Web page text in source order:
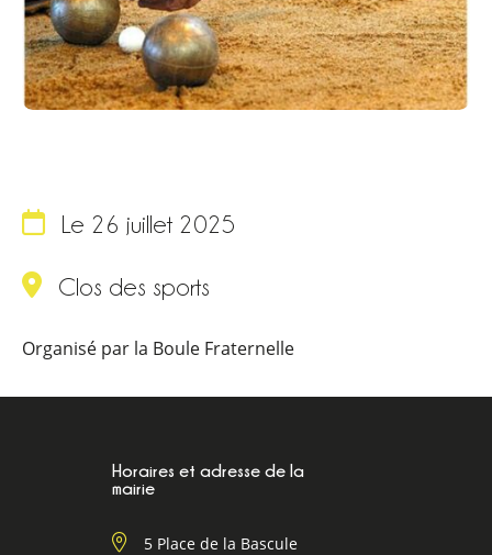
Le 26 juillet 2025
Clos des sports
Organisé par la Boule Fraternelle
Horaires et adresse de la
mairie
5 Place de la Bascule